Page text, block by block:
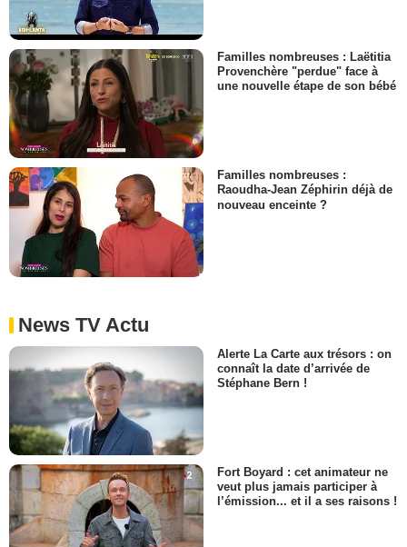
Familles nombreuses : Laëtitia
Provenchère "perdue" face à
une nouvelle étape de son bébé
Familles nombreuses :
Raoudha-Jean Zéphirin déjà de
nouveau enceinte ?
News TV Actu
Alerte La Carte aux trésors : on
connaît la date d’arrivée de
Stéphane Bern !
Fort Boyard : cet animateur ne
veut plus jamais participer à
l’émission... et il a ses raisons !